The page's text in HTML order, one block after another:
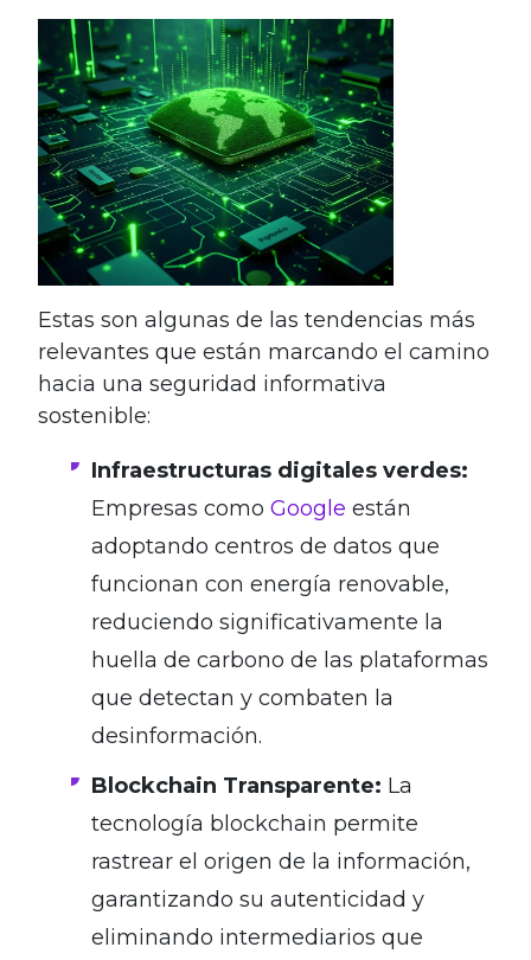
Estas son algunas de las tendencias más
relevantes que están marcando el camino
hacia una seguridad informativa
sostenible:
Infraestructuras digitales verdes:
Empresas como Google están
adoptando centros de datos que
funcionan con energía renovable,
reduciendo significativamente la
huella de carbono de las plataformas
que detectan y combaten la
desinformación.
Blockchain Transparente: La
tecnología blockchain permite
rastrear el origen de la información,
garantizando su autenticidad y
eliminando intermediarios que